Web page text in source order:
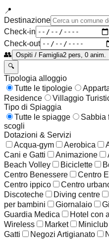
📍
Destinazione
Check-in
Check-out
👥 Ospiti / Famiglia2 pers, 0 anim.
🔍
Tipologia alloggio
Tutte le tipologie
Residence
Villaggio
Tipo di Spiaggia
Tutte le spiagge
Sabbia
scogli
Dotazioni & Servizi
Acqua-gym
Aerobica
Cani e Gatti
Animazione
Beach Volley
Biciclette
Centro Benessere
Centro
Centro ippico
Centro
Discoteche
Diving centre
per bambini
Giornalaio
Guardia Medica
Hotel con
Wireless
Market Miniclub
Gatti
Negozi Artigianato